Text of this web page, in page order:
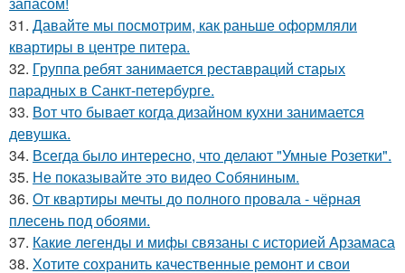
31. Давайте мы посмотрим, как раньше оформляли
квартиры в центре питера.
32. Группа ребят занимается реставраций старых
парадных в Санкт-петербурге.
33. Вот что бывает когда дизайном кухни занимается
девушка.
34. Всегда было интересно, что делают "Умные Розетки".
35. Не показывайте это видео Собяниным.
36. От квартиры мечты до полного провала - чёрная
плесень под обоями.
37. Какие легенды и мифы связаны с историей Арзамаса
38. Хотите сохранить качественные ремонт и свои